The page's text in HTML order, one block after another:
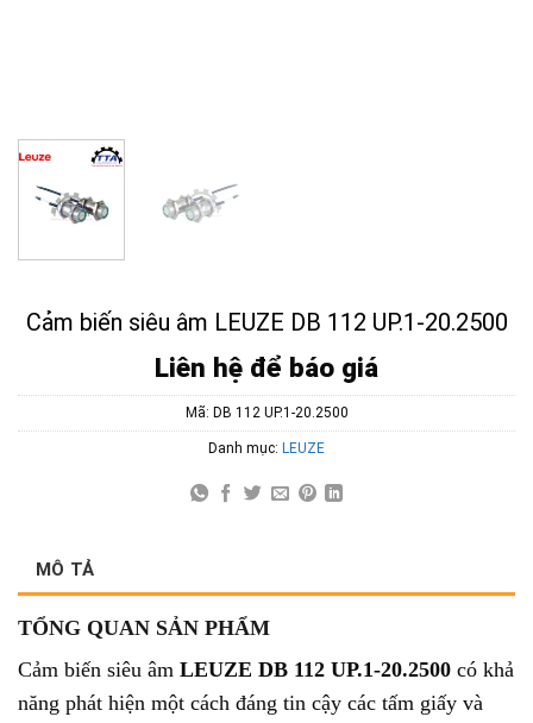
Cảm biến siêu âm LEUZE DB 112 UP.1-20.2500
Liên hệ để báo giá
Mã: DB 112 UP.1-20.2500
Danh mục: LEUZE
MÔ TẢ
TỔNG QUAN SẢN PHẨM
Cảm biến siêu âm LEUZE DB 112 UP.1-20.2500 có khả
năng phát hiện một cách đáng tin cậy các tấm giấy và